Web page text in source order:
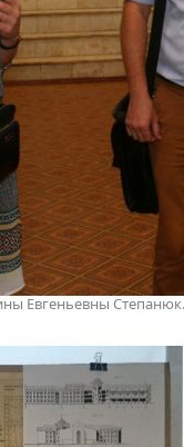
Евгеньевны